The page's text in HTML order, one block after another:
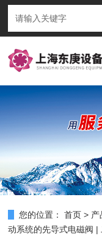
您的位置： 首页 > 产
动系统的先导式电磁阀 |